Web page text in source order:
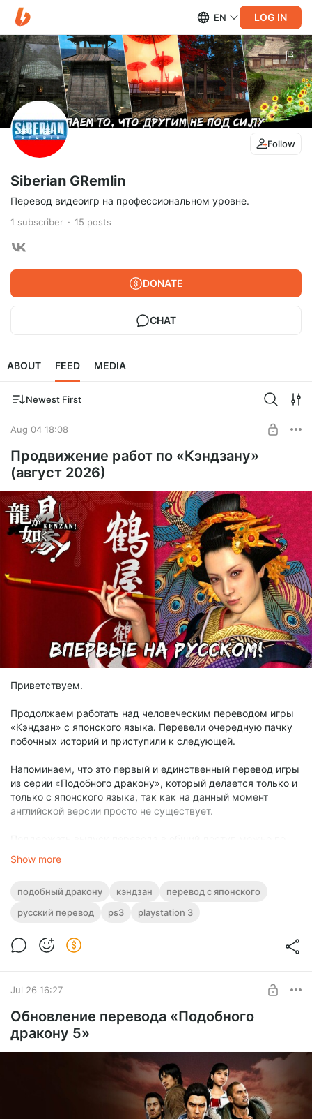
EN LOG IN
Follow
Siberian GRemlin
Перевод видеоигр на профессиональном уровне.
1 subscriber 15 posts
DONATE
CHAT
ABOUT FEED MEDIA
Newest First
Aug 04 18:08
Продвижение работ по «Кэндзану»
(август 2026)
Приветствуем.
Продолжаем работать над человеческим переводом игры
«Кэндзан» с японского языка. Перевели очередную пачку
побочных историй и приступили к следующей.
Напоминаем, что это первый и единственный перевод игры
из серии «Подобного дракону», который делается только и
только с японского языка, так как на данный момент
английской версии просто не существует.
ссылке.
https://yoomoney.ru/fundraise/1EFQ7UA590T.251206
Для перевода по СБП обратитесь личным сообщением.
Show more
подобный дракону кэндзан
перевод с японского
русский перевод
ps3 playstation 3
Jul 26 16:27
Обновление перевода «Подобного
дракону 5»